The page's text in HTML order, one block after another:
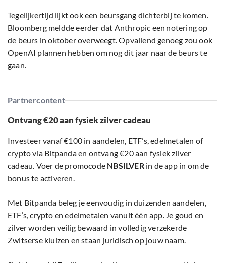
Tegelijkertijd lijkt ook een beursgang dichterbij te komen.
Bloomberg meldde eerder dat Anthropic een notering op
de beurs in oktober overweegt. Opvallend genoeg zou ook
OpenAI plannen hebben om nog dit jaar naar de beurs te
gaan.
Partnercontent
Ontvang €20 aan fysiek zilver cadeau
Investeer vanaf €100 in aandelen, ETF’s, edelmetalen of
crypto via Bitpanda en ontvang €20 aan fysiek zilver
cadeau. Voer de promocode NBSILVERin de app in om de
bonus te activeren.
Met Bitpanda beleg je eenvoudig in duizenden aandelen,
ETF’s, crypto en edelmetalen vanuit één app. Je goud en
zilver worden veilig bewaard in volledig verzekerde
Zwitserse kluizen en staan juridisch op jouw naam.